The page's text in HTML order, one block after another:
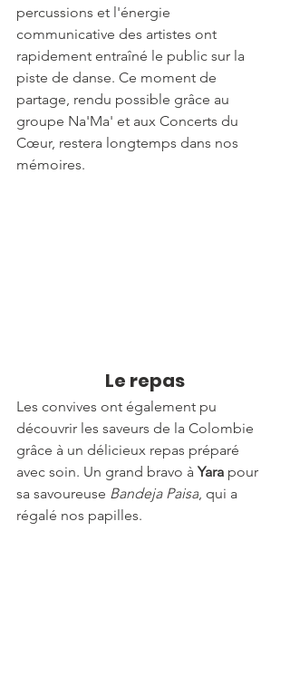
percussions et l'énergie
communicative des artistes ont
rapidement entraîné le public sur la
piste de danse. Ce moment de
partage, rendu possible grâce au
groupe Na'Ma' et aux Concerts du
Cœur, restera longtemps dans nos
mémoires.
Le repas
Les convives ont également pu
découvrir les saveurs de la Colombie
grâce à un délicieux repas préparé
avec soin. Un grand bravo à Yara pour
sa savoureuse Bandeja Paisa, qui a
régalé nos papilles.